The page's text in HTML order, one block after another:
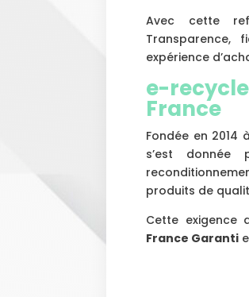
Avec cette
Transparence,
expérience
e-
France
Fondée en 2014
s’est donnée
produits de
Cette exigence
France Garanti